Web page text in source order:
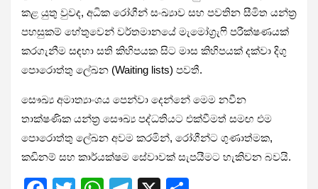
කළ යුතු වුවද, අධික රෝගීන් සංඛ්‍යාව සහ පවතින සීමිත යන්ත්‍ර
පහසුකම් හේතුවෙන් වර්තමානයේ මැමෝග්‍රැෆි පරීක්ෂණයක්
කරගැනීම සඳහා සති කිහිපයක සිට මාස කිහිපයක් දක්වා දිගු
පොරොත්තු ලේඛන (Waiting lists) පවතී.
සෞඛ්‍ය අමාත්‍යාංශය පෙන්වා දෙන්නේ මෙම නවීන
තාක්ෂණික යන්ත්‍ර සෞඛ්‍ය පද්ධතියට එක්වීමත් සමඟ එම
පොරොත්තු ලේඛන අවම කරමින්, රෝගීන්ට ගුණාත්මක,
කඩිනම් සහ කාර්යක්ෂම සේවාවක් සැපයීමට හැකිවන බවයි.